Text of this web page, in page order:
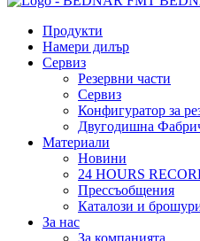
Продукти
Намери дилър
Сервиз
Резервни части
Сервиз
Конфигуратор за
Двугодишна
Материали
Новини
24 HOURS
Прессъобщения
Каталози и
За нас
За компанията